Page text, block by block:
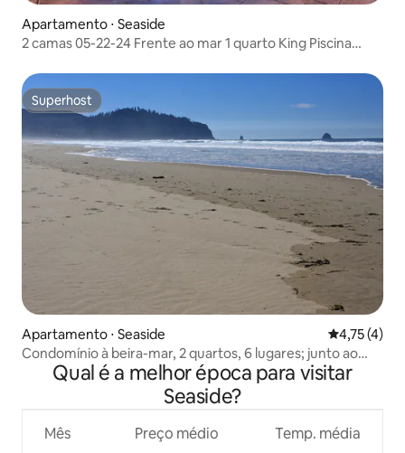
Apartamento ⋅ Seaside
2 camas 05-22-24 Frente ao mar 1 quarto King Piscina
Superhost
Superhost
Apartamento ⋅ Seaside 4,75 de
4,75 (4)
Condomínio à beira-mar, 2 quartos, 6 lugares; junto ao
Qual é a melhor época para visitar
Seaside?
Mês Preço médio Temp. média